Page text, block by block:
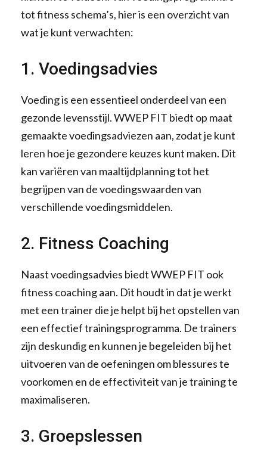
tot fitness schema’s, hier is een overzicht van
wat je kunt verwachten:
1. Voedingsadvies
Voeding is een essentieel onderdeel van een
gezonde levensstijl. WWEP FIT biedt op maat
gemaakte voedingsadviezen aan, zodat je kunt
leren hoe je gezondere keuzes kunt maken. Dit
kan variëren van maaltijdplanning tot het
begrijpen van de voedingswaarden van
verschillende voedingsmiddelen.
2. Fitness Coaching
Naast voedingsadvies biedt WWEP FIT ook
fitness coaching aan. Dit houdt in dat je werkt
met een trainer die je helpt bij het opstellen van
een effectief trainingsprogramma. De trainers
zijn deskundig en kunnen je begeleiden bij het
uitvoeren van de oefeningen om blessures te
voorkomen en de effectiviteit van je training te
maximaliseren.
3. Groepslessen